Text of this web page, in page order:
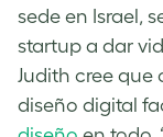
sede en Israel,
startup a dar
Judith cree
diseño digital